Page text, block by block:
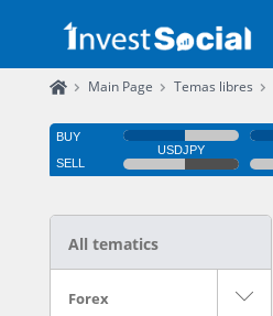
Main Page Temas libres
All tematics
Forex